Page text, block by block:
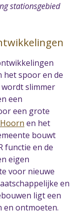
stationsgebied
het spoor en de
slimmer
een
een grote
en het
bouwt
functie en de
eigen
voor nieuwe
en
ligt een
en ontmoeten.